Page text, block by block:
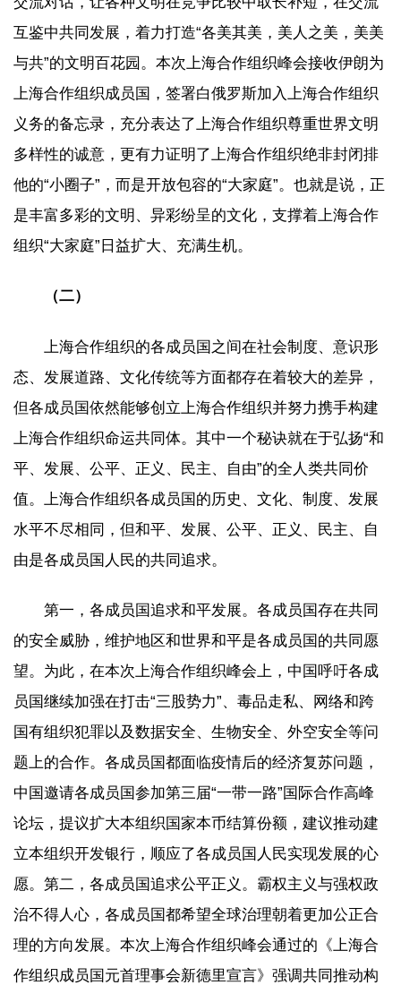
互鉴中共同发展，着力打造“各美其美，美人之美，美美
与共”的文明百花园。本次上海合作组织峰会接收伊朗为
上海合作组织成员国，签署白俄罗斯加入上海合作组织
义务的备忘录，充分表达了上海合作组织尊重世界文明
多样性的诚意，更有力证明了上海合作组织绝非封闭排
他的“小圈子”，而是开放包容的“大家庭”。也就是说，正
是丰富多彩的文明、异彩纷呈的文化，支撑着上海合作
组织“大家庭”日益扩大、充满生机。
（二）
上海合作组织的各成员国之间在社会制度、意识形
态、发展道路、文化传统等方面都存在着较大的差异，
但各成员国依然能够创立上海合作组织并努力携手构建
上海合作组织命运共同体。其中一个秘诀就在于弘扬“和
平、发展、公平、正义、民主、自由”的全人类共同价
值。上海合作组织各成员国的历史、文化、制度、发展
水平不尽相同，但和平、发展、公平、正义、民主、自
由是各成员国人民的共同追求。
第一，各成员国追求和平发展。各成员国存在共同
的安全威胁，维护地区和世界和平是各成员国的共同愿
望。为此，在本次上海合作组织峰会上，中国呼吁各成
员国继续加强在打击“三股势力”、毒品走私、网络和跨
国有组织犯罪以及数据安全、生物安全、外空安全等问
题上的合作。各成员国都面临疫情后的经济复苏问题，
中国邀请各成员国参加第三届“一带一路”国际合作高峰
论坛，提议扩大本组织国家本币结算份额，建议推动建
立本组织开发银行，顺应了各成员国人民实现发展的心
愿。第二，各成员国追求公平正义。霸权主义与强权政
治不得人心，各成员国都希望全球治理朝着更加公正合
理的方向发展。本次上海合作组织峰会通过的《上海合
作组织成员国元首理事会新德里宣言》强调共同推动构